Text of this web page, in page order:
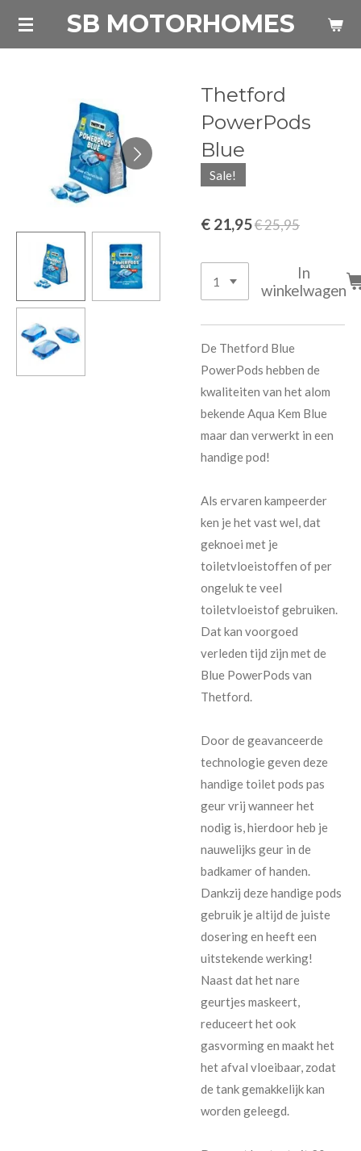
Ga
hoofdinhoud
SB MOTORHOMES
Thetford
PowerPods
Blue
Sale!
€ 21,95€ 25,95
In
winkelwagen
De Thetford Blue
PowerPods hebben de
kwaliteiten van het alom
bekende Aqua Kem Blue
maar dan verwerkt in een
handige pod!
Als ervaren kampeerder
ken je het vast wel, dat
geknoei met je
toiletvloeistoffen of per
ongeluk te veel
toiletvloeistof gebruiken.
Dat kan voorgoed
verleden tijd zijn met de
Blue PowerPods van
Thetford.
Door de geavanceerde
technologie geven deze
handige toilet pods pas
geur vrij wanneer het
nodig is, hierdoor heb je
nauwelijks geur in de
badkamer of handen.
Dankzij deze handige pods
gebruik je altijd de juiste
dosering en heeft een
uitstekende werking!
Naast dat het nare
geurtjes maskeert,
reduceert het ook
gasvorming en maakt het
het afval vloeibaar, zodat
de tank gemakkelijk kan
worden geleegd.